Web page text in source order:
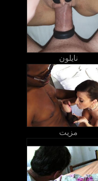
نايلون
مزيت